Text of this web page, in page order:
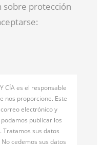
sobre protección
CÍA es el responsable
nos proporcione. Este
electrónico y
publicar los
Tratamos sus datos
cedemos sus datos